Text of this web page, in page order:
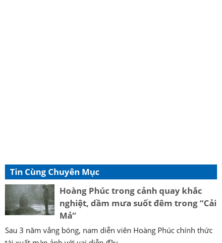
Tin Cùng Chuyên Mục
Hoàng Phúc trong cảnh quay khắc
nghiệt, dầm mưa suốt đêm trong “Cải
Mả”
Sau 3 năm vắng bóng, nam diễn viên Hoàng Phúc chính thức